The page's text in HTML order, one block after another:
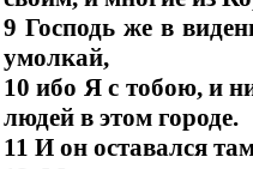
9 Господь же в
умолкай,
10 ибо Я с тобою, и
людей в этом городе.
11 И он оставался